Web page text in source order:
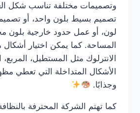
وتصميمات مختلفة تناسب شكل
تصميم بسيط بلون واحد، أو
لون، أو عمل حدود خارجية بلون
المساحة. كما يمكن اختيار
الانترلوك مثل المستطيل،
الأشكال المتداخلة التي تعطي
وجذابًا.
كما تهتم الشركة المحترفة